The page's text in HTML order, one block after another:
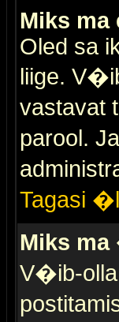
Miks ma
Oled sa
liige.
vastavat
parool.
Tagasi
Miks
V�ib-olla